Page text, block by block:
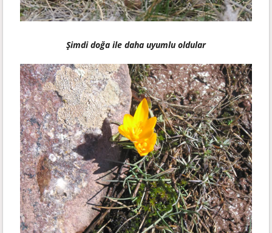
Şimdi doğa ile daha uyumlu oldular